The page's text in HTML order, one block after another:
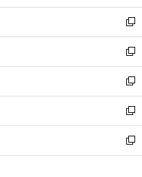
開
く
ウ
で
開
く
ン
ド
ウ
で
開
く
ウ
ィ
ン
ド
ウ
で
開
く
新
し
い
ウ
ィ
ン
ド
ウ
で
開
新
し
い
ウ
ィ
ン
ド
ウ
新
し
い
ウ
ィ
ン
新
し
い
ウ
新
し